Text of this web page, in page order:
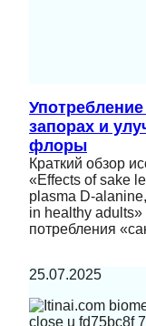
запорах и
флоры
Краткий обзор
«Effects of sake
plasma D-
in healthy
потребления
25.07.2025